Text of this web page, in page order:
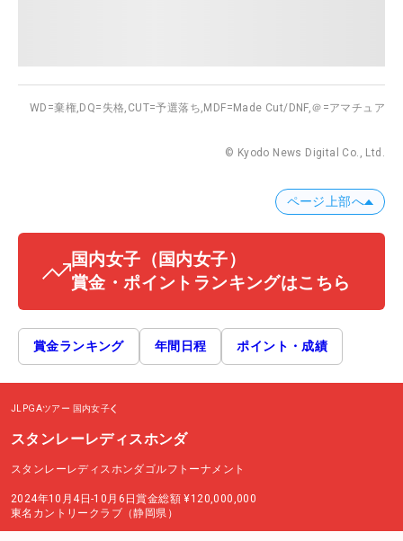
WD=棄権, DQ=失格, CUT=予選落ち, MDF=Made Cut/DNF,＠=アマチュア
© Kyodo News Digital Co., Ltd.
ページ上部へ
国内女子 （国内女子）
賞金・ポイントランキングはこちら
賞金ランキング 年間日程 ポイント・成績
JLPGAツアー 国内女子
スタンレーレディスホンダ
スタンレーレディスホンダゴルフトーナメント
2024年10月4日-10月6日賞金総額 ¥120,000,000
東名カントリークラブ（静岡県）